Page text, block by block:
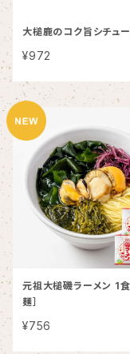
大槌鹿のコク旨シチュ
¥972
元祖大槌磯ラーメン 1食
麺］
¥756